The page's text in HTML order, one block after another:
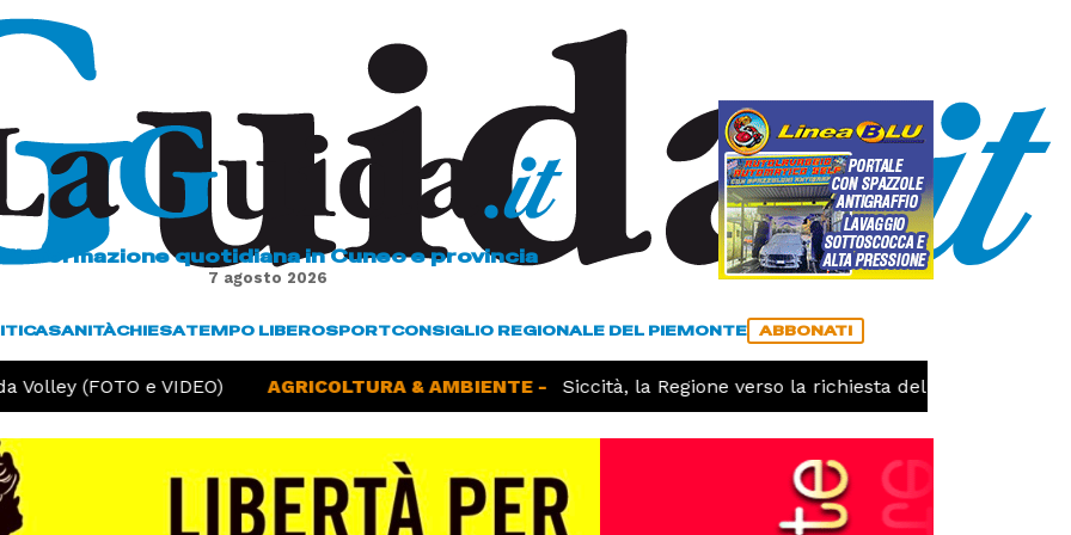
L'informazione quotidiana in Cuneo e provincia
7 agosto 2026
SANITÀCHIESATEMPO LIBEROSPORTCONSIGLIO REGIONALE DEL PIEMONTE ABBONATI
(FOTO e VIDEO) AGRICOLTURA & AMBIENTE - Siccità, la Regione verso la richiesta dello stato di